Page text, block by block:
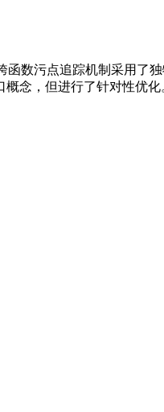
函数污点追踪机制采用
念，但进行了针对性优化